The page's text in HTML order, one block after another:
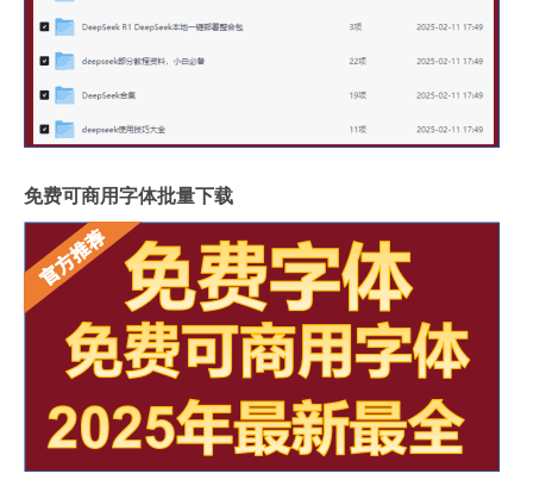
免费可商用字体批量下载